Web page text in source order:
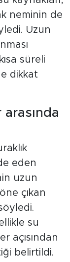
neminin de
Uzun
süreli
dikkat
eden
uzun
çıkan
su
açısından
belirtildi.